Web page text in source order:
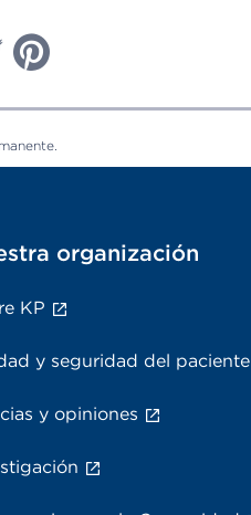
organización
KP
y seguridad del paciente
y opiniones